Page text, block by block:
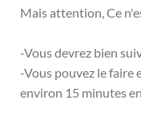
Mais attention, Ce
-Vous devrez bien
-Vous pouvez le faire
environ 15 minutes